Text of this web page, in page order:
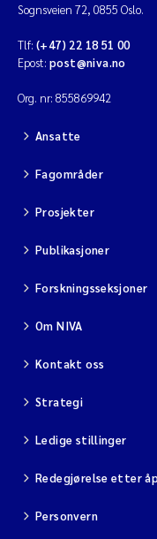
Sognsveien 72, 0855 Oslo.
Tlf: (+47) 22 18 51 00
Epost: post@niva.no
Org. nr: 855869942
Ansatte
Fagområder
Prosjekter
Publikasjoner
Forskningsseksjoner
Om NIVA
Kontakt oss
Strategi
Ledige stillinger
Redegjørelse etter
Personvern